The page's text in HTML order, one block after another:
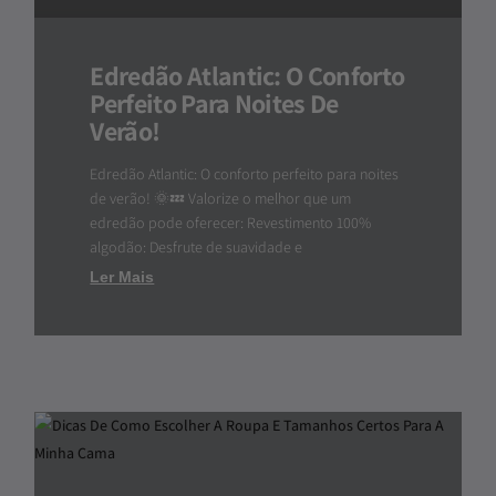
Edredão Atlantic: O Conforto
Perfeito Para Noites De
Verão!
Edredão Atlantic: O conforto perfeito para noites
de verão! 🌞💤 Valorize o melhor que um
edredão pode oferecer: Revestimento 100%
algodão: Desfrute de suavidade e
Ler Mais